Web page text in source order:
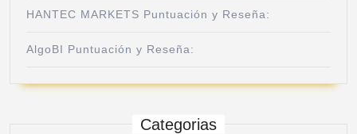
HANTEC MARKETS Puntuación y Reseña:
AlgoBI Puntuación y Reseña:
Categorias